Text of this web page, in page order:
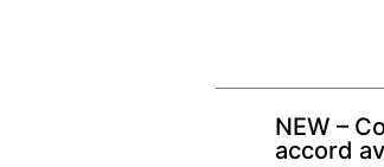
NEW –
accord